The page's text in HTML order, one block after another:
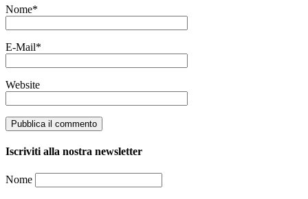
Nome*
E-Mail*
Website
Iscriviti alla nostra newsletter
Nome